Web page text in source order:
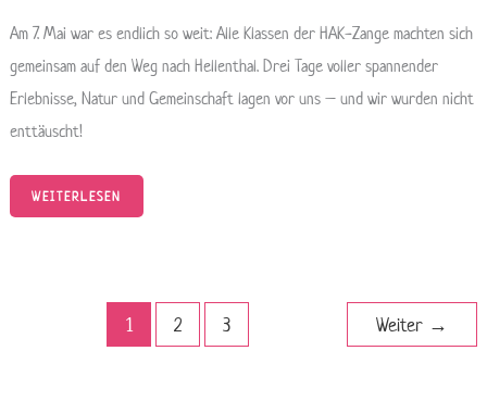
Am 7. Mai war es endlich so weit: Alle Klassen der HAK-Zange machten sich
gemeinsam auf den Weg nach Hellenthal. Drei Tage voller spannender
Erlebnisse, Natur und Gemeinschaft lagen vor uns – und wir wurden nicht
enttäuscht!
WEITERLESEN
1 2 3 Weiter →